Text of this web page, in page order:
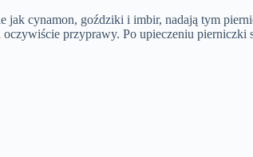
cynamon, goździki i imbir, nadają tym
przyprawy. Po upieczeniu pierniczki